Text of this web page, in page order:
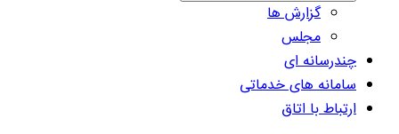
گزارش ها
مجلس
چندرسانه ای
سامانه های خدماتی
ارتباط با اتاق